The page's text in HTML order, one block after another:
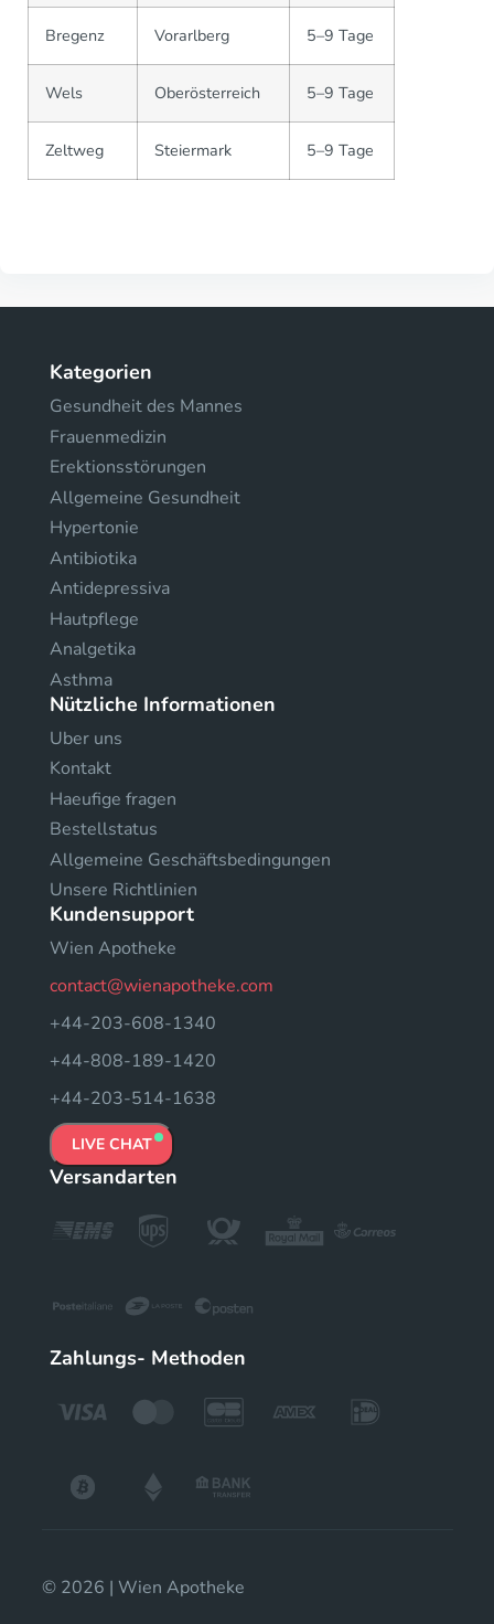
Bregenz Vorarlberg 5–9 Tage
Wels Oberösterreich 5–9 Tage
Zeltweg Steiermark 5–9 Tage
Kategorien
Gesundheit des Mannes
Frauenmedizin
Erektionsstörungen
Allgemeine Gesundheit
Hypertonie
Antibiotika
Antidepressiva
Hautpflege
Analgetika
Asthma
Nützliche Informationen
Uber uns
Kontakt
Haeufige fragen
Bestellstatus
Allgemeine Geschäftsbedingungen
Unsere Richtlinien
Kundensupport
Wien Apotheke
contact@wienapotheke.com
+44-203-608-1340
+44-808-189-1420
+44-203-514-1638
LIVE CHAT
Versandarten
Zahlungs- Methoden
© 2026 | Wien Apotheke